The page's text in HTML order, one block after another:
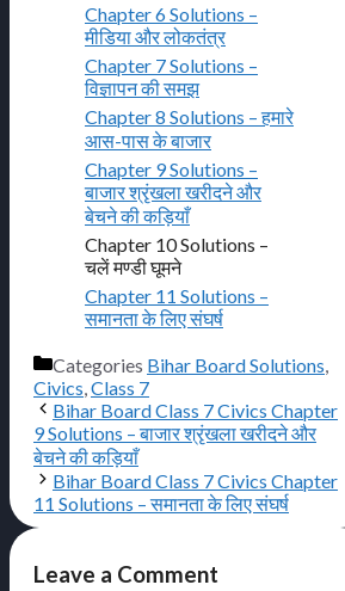
Chapter 6 Solutions –
मीडिया और लोकतंत्र
Chapter 7 Solutions –
विज्ञापन की समझ
Chapter 8 Solutions – हमारे
आस-पास के बाजार
Chapter 9 Solutions –
बाजार श्रृंखला खरीदने और
बेचने की कड़ियाँ
Chapter 10 Solutions –
चलें मण्डी घूमने
Chapter 11 Solutions –
समानता के लिए संघर्ष
Categories Bihar Board Solutions
Civics Class 7
Bihar Board Class 7 Civics Chapter
9 Solutions – बाजार श्रृंखला खरीदने और
बेचने की कड़ियाँ
Bihar Board Class 7 Civics Chapter
11 Solutions – समानता के लिए संघर्ष
Leave a Comment